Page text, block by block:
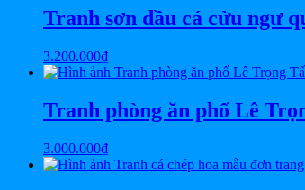
Tranh sơn dầu cá cửu ngư
3.200.000₫
Tranh phòng ăn phố Lê
3.000.000₫